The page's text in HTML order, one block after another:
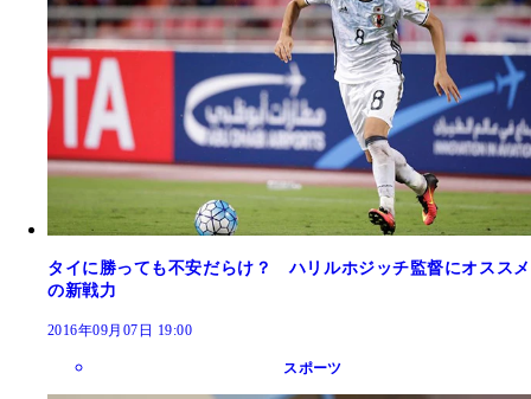
タイに勝っても不安だらけ？ ハリルホジッチ監督にオススメ
の新戦力
2016年09月07日 19:00
スポーツ